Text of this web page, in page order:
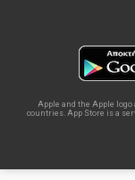
Apple and the Apple
countries. App Store is a